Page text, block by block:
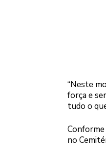
“Neste
força e
tudo o
no